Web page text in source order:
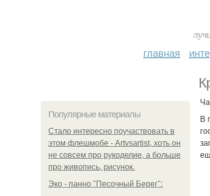
главная
Популярные материалы
Стало интересно поучаствовать в
этом флешмобе - Artvsartist, хоть он
не совсем про рукоделие, а больше
про живопись, рисунок.
Эко - панно "Песочный Берег":
В